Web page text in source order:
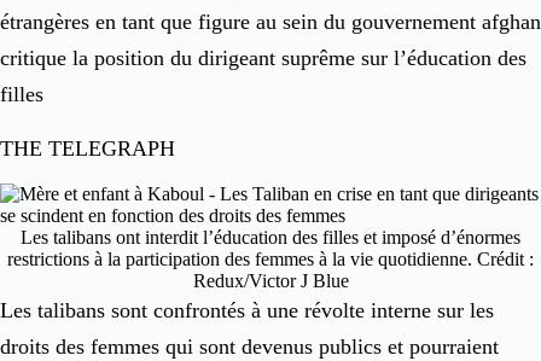
étrangères en tant que figure au sein du gouvernement afghan
critique la position du dirigeant suprême sur l’éducation des
filles
THE TELEGRAPH
Les talibans ont interdit l’éducation des filles et imposé d’énormes
restrictions à la participation des femmes à la vie quotidienne. Crédit :
Redux/Victor J Blue
Les talibans sont confrontés à une révolte interne sur les
droits des femmes qui sont devenus publics et pourraient